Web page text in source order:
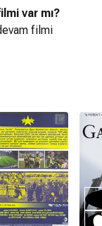
var mı?
filmi